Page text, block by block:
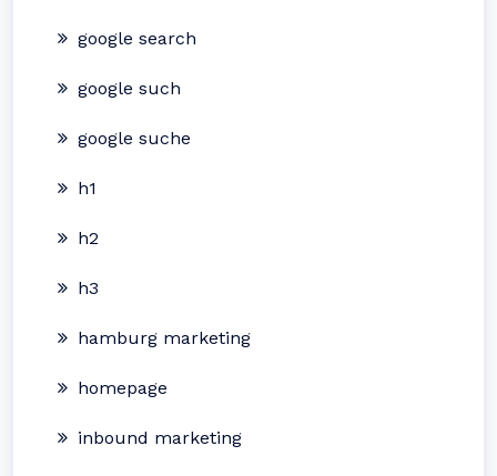
google search
google such
google suche
h1
h2
h3
hamburg marketing
homepage
inbound marketing